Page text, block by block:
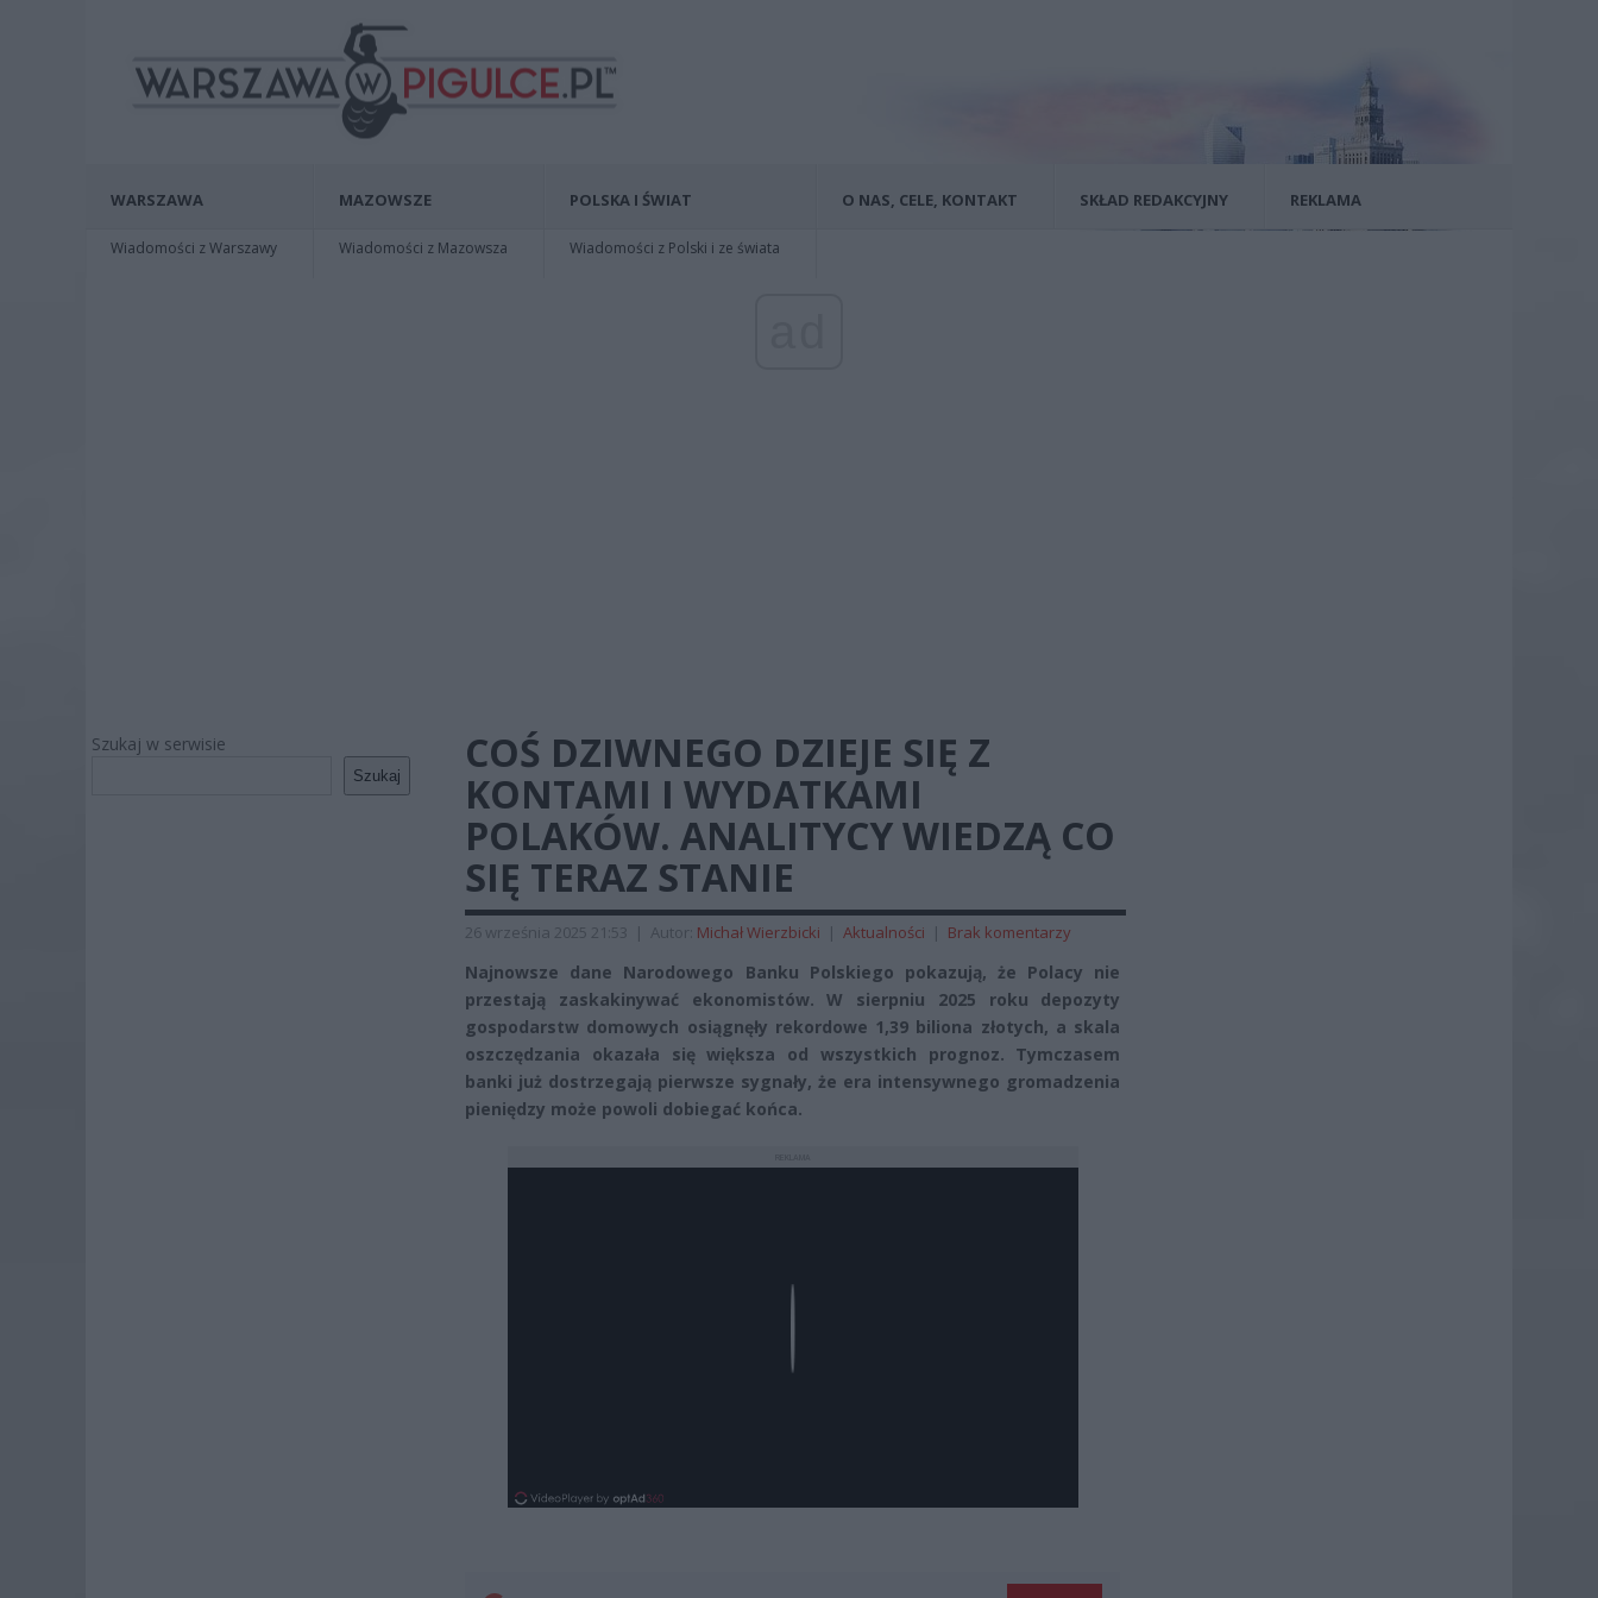
WARSZAWA
Wiadomości z Warszawy
MAZOWSZE
Wiadomości z Mazowsza
POLSKA I ŚWIAT
Wiadomości z Polski i ze świata
O NAS, CELE, KONTAKT SKŁAD REDAKCYJNY REKLAMA
Szukaj w serwisie
Szukaj
COŚ DZIWNEGO DZIEJE SIĘ Z
KONTAMI I WYDATKAMI
POLAKÓW. ANALITYCY WIEDZĄ CO
SIĘ TERAZ STANIE
26 września 2025 21:53 | Autor: Michał Wierzbicki | Aktualności | Brak komentarzy
Najnowsze dane Narodowego Banku Polskiego pokazują, że Polacy nie
przestają zaskakinywać ekonomistów. W sierpniu 2025 roku depozyty
gospodarstw domowych osiągnęły rekordowe 1,39 biliona złotych, a skala
oszczędzania okazała się większa od wszystkich prognoz. Tymczasem
banki już dostrzegają pierwsze sygnały, że era intensywnego gromadzenia
pieniędzy może powoli dobiegać końca.